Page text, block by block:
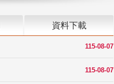
資料下載
115-08-07
115-08-07